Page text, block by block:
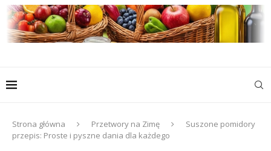
Strona główna Przetwory na Zimę
Suszone pomidory
przepis: Proste i pyszne dania dla każdego